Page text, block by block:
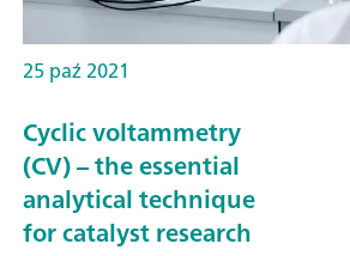
25 paź 2021
Cyclic voltammetry
(CV) – the essential
analytical technique
for catalyst research